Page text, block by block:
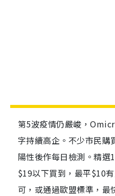
第5波疫情仍嚴峻，
字持續高企。不少市民購
陽性後作每日檢測。精
$19以下買到，最平$10
可，或通過歐盟標準，最